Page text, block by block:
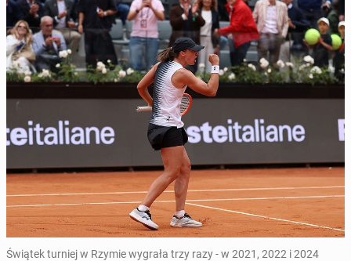
Świątek turniej w Rzymie wygrała trzy razy - w 2021, 2022 i 2024